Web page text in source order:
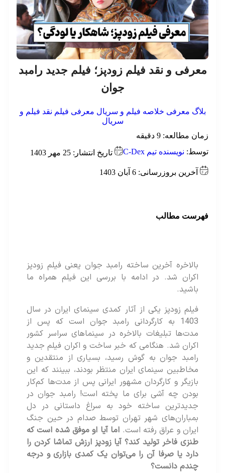
و نقد فیلم زودپز؛ فیلم جدید رامبد
جوان
معرفی خلاصه فیلم و سریال معرفی فیلم نقد فیلم و
سریال
مطالعه: 9 دقیقه
نویسنده تیم C-Dex تاریخ انتشار: 25 مهر 1403
آخرین بروزرسانی: 6 آبان 1403
مطالب
بالاخره آخرین ساخته رامبد جوان یعنی فیلم زودپز
اکران شد. در ادامه با بررسی این فیلم همراه ما
باشید.
فیلم زودپز یکی از آثار کمدی سینمای ایران در سال
1403 به کارگردانی رامبد جوان است که پس از
مدت‌ها تبلیغات بالاخره در سینماهای سراسر کشور
اکران شد. هنگامی که خبر ساخت و اکران فیلم جدید
رامبد جوان به گوش رسید، بسیاری از منتقدین و
مخاطبین سینمای ایران منتظر بودند، ببینند که این
بازیگر و کارگردان مشهور ایرانی پس از مدت‌ها کم‌کار
بودن چه آشی برای ما پخته است! رامبد جوان در
جدیدترین ساخته خود به سراغ داستانی در دل
بمباران‌های شهر تهران توسط صدام در حین جنگ
ایران و عراق رفته است. اما آیا او موفق شده است که
طنزی فاخر تولید کند؟ آیا زودپز ارزش تماشا کردن را
دارد یا صرفا آن را می‌توان یک کمدی بازاری و درجه
چندم دانست؟